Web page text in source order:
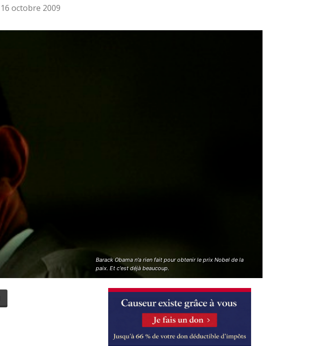
16 octobre 2009
Barack Obama n'a rien fait pour obtenir le prix Nobel de la
paix. Et c'est déjà beaucoup.